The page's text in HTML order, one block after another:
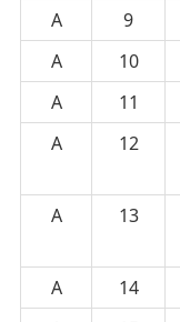
A
9
A
10
A
11
A
12
A 13
A 14